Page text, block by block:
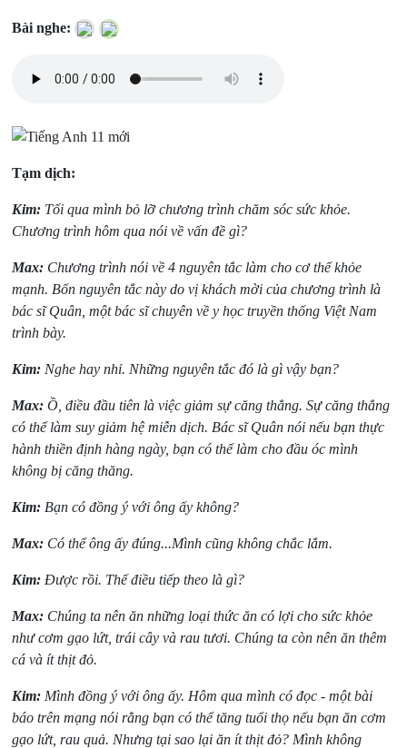
Bài nghe:
Tạm dịch:
Kim: Tối qua mình bỏ lỡ chương trình chăm sóc sức khỏe.
Chương trình hôm qua nói về vấn đề gì?
Max: Chương trình nói về 4 nguyên tắc làm cho cơ thể khỏe
mạnh. Bốn nguyên tắc này do vị khách mời của chương trình là
bác sĩ Quân, một bác sĩ chuyên về y học truyền thống Việt Nam
trình bày.
Kim: Nghe hay nhỉ. Những nguyên tắc đó là gì vậy bạn?
Max: Ồ, điều đầu tiên là việc giảm sự căng thẳng. Sự căng thẳng
có thể làm suy giảm hệ miễn dịch. Bác sĩ Quân nói nếu bạn thực
hành thiền định hàng ngày, bạn có thể làm cho đầu óc mình
không bị căng thăng.
Kim: Bạn có đồng ý với ông ấy không?
Max: Có thể ông ấy đúng...Mình cũng không chắc lắm.
Kim: Được rồi. Thế điều tiếp theo là gì?
Max: Chúng ta nên ăn những loại thức ăn có lợi cho sức khỏe
như cơm gạo lứt, trái cây và rau tươi. Chúng ta còn nên ăn thêm
cá và ít thịt đỏ.
Kim: Mình đồng ý với ông ấy. Hôm qua mình có đọc - một bài
báo trên mạng nói rằng bạn có thể tăng tuổi thọ nếu bạn ăn cơm
gạo lứt, rau quả. Nhưng tại sao lại ăn ít thịt đỏ? Mình không